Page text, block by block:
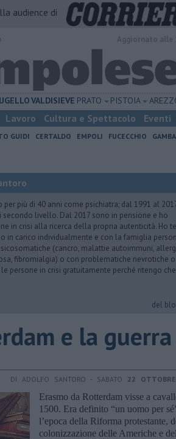
audience di
VALDISIEVE PRATO PISTOIA
Lavoro Cultura e Spettacolo Eventi
GUIDI CERTALDO EMPOLI FUCECCHIO
più di 40 anni come psichiatra; dal 1991 al
livello. Dal 2017 sono in pensione e ho
in crisi alla ricerca della propria autenticità. Ho
in carico individualmente e con la famiglia
(cancro, malattie autoimmuni,
fibromialgia) o con problematiche nevrotiche o
persone in crisi gratuitamente perché ritengo che
del
e la guerra
DI ADOLFO SANTORO - SABATO 22
Erasmo da Rotterdam visse a
1500. Era definito “un uomo per
l’epoca della Riforma protestante,
colonizzazione delle Americhe e